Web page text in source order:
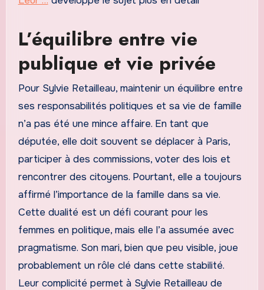
L’équilibre entre vie
publique et vie privée
Pour Sylvie Retailleau, maintenir un équilibre entre
ses responsabilités politiques et sa vie de famille
n’a pas été une mince affaire. En tant que
députée, elle doit souvent se déplacer à Paris,
participer à des commissions, voter des lois et
rencontrer des citoyens. Pourtant, elle a toujours
affirmé l’importance de la famille dans sa vie.
Cette dualité est un défi courant pour les
femmes en politique, mais elle l’a assumée avec
pragmatisme. Son mari, bien que peu visible, joue
probablement un rôle clé dans cette stabilité.
Leur complicité permet à Sylvie Retailleau de